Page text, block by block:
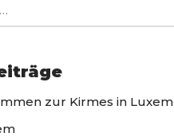
zur Kirmes in Luxem